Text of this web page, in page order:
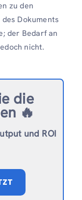
zu den
Dokuments
der Bedarf an
nicht.
die
🔥
und ROI